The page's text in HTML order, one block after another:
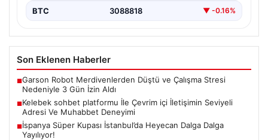
BTC 3088818 ▼ -0.16%
Son Eklenen Haberler
■Garson Robot Merdivenlerden Düştü ve Çalışma Stresi
Nedeniyle 3 Gün İzin Aldı
■Kelebek sohbet platformu İle Çevrim içi İletişimin Seviyeli
Adresi Ve Muhabbet Deneyimi
■İspanya Süper Kupası İstanbul’da Heyecan Dalga Dalga
Yayılıyor!